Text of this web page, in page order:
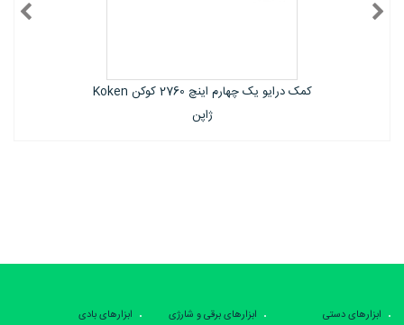
ابزارهای دستی ابزارهای برقی و شارژی
ابزارهای بادی